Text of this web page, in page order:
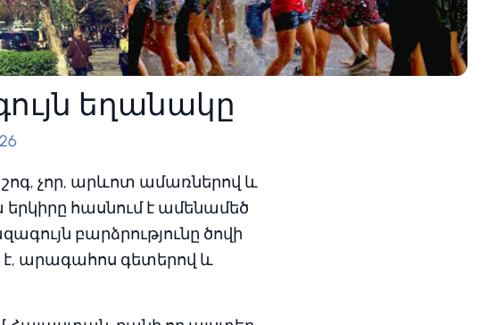
եղանակը
չոր, արևոտ ամառներով և
երկիրը հասնում է ամենամեծ
բարձրությունը ծովի
է, արագահոս գետերով և